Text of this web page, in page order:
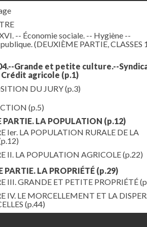
-- Économie sociale. -- Hygiène --
(DEUXIÈME PARTIE, CLASSES
Grande et petite culture.--
agricole (p.1)
DU JURY(p.3)
(p.5)
PARTIE. LA POPULATION (p.12)
Ier. LA POPULATION RURALE DE LA
II. LA POPULATION AGRICOLE(p.22)
PARTIE. LA PROPRIÉTÉ (p.29)
III. GRANDE ET PETITE PROPRIÉTÉ
IV. LE MORCELLEMENT ET LA
(p.44)